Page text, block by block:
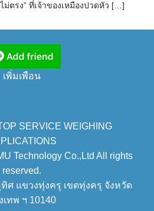
ตรง” ที่เจ้าของเหมืองปวดหัว […]
เพิ่มเพือน
SERVICE WEIGHING
Technology Co.,Ltd All rights
reserved.
ศ แขวงทุ่งครุ เขตทุ่งครุ จังหวัด
เทพ ฯ 10140